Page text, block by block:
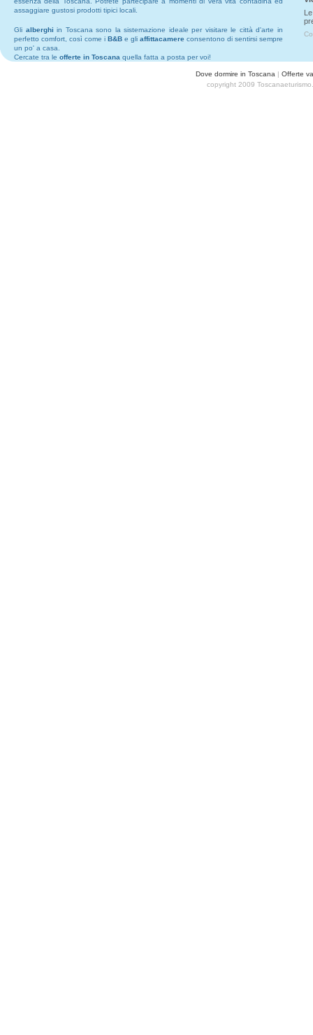
assaggiare gustosi prodotti tipici locali.
Gli alberghi in Toscana sono la sistemazione ideale per visitare le città d'arte in
perfetto comfort, così come i B&B e gli affittacamere consentono di sentirsi sempre
un po' a casa.
Cercate tra le offerte in Toscana quella fatta a posta per voi!
Dove dormire in Toscana | Offerte
copyright 2009